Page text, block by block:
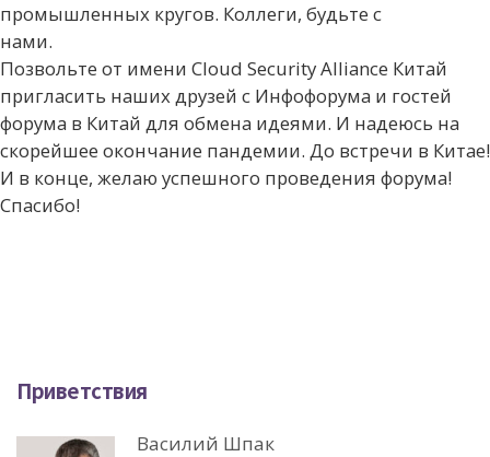
промышленных кругов. Коллеги, будьте с
нами.
Позвольте от имени Cloud Security Alliance Китай
пригласить наших друзей с Инфофорума и гостей
форума в Китай для обмена идеями. И надеюсь на
скорейшее окончание пандемии. До встречи в Китае!
И в конце, желаю успешного проведения форума!
Спасибо!
Приветствия
Василий Шпак